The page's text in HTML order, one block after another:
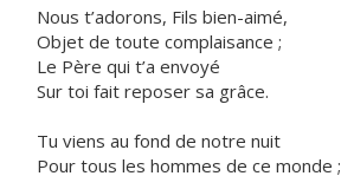
Nous t’adorons, Fils bien-aimé,
Objet de toute complaisance ;
Le Père qui t’a envoyé
Sur toi fait reposer sa grâce.
Tu viens au fond de notre nuit
Pour tous les hommes de ce monde ;